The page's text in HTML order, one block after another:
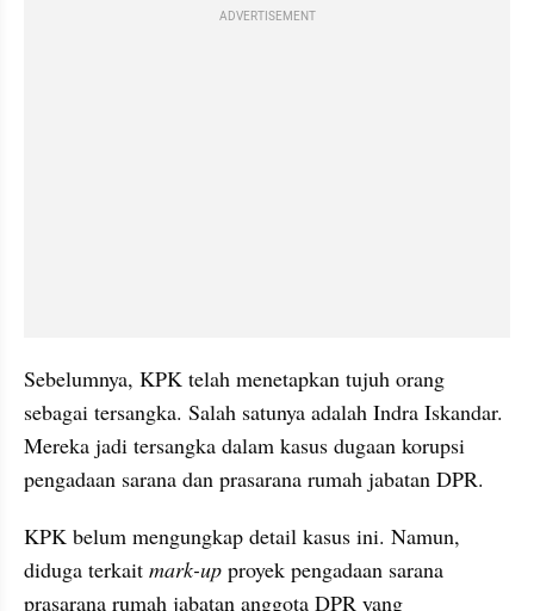
ADVERTISEMENT
Sebelumnya, KPK telah menetapkan tujuh orang
sebagai tersangka. Salah satunya adalah Indra Iskandar.
Mereka jadi tersangka dalam kasus dugaan korupsi
pengadaan sarana dan prasarana rumah jabatan DPR.
KPK belum mengungkap detail kasus ini. Namun,
diduga terkait mark-up proyek pengadaan sarana
prasarana rumah jabatan anggota DPR yang